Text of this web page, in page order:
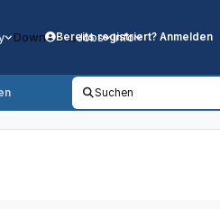
DownloadsJobs Info
Bereits registriert? Anmelden
Suchen